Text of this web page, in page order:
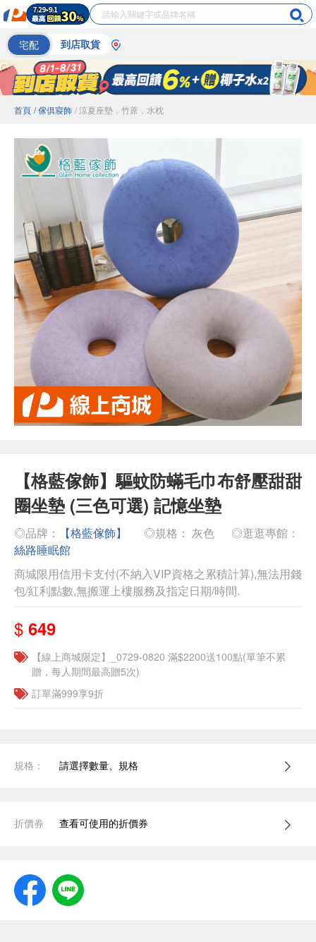
宅配 到店取貨
首頁 / 傢俱寢飾 / 涼夏座墊．竹蓆．水枕
【格藍傢飾】驅蚊防蟎毛巾布舒壓甜甜
圈坐墊 (三色可選) 記憶坐墊
◎品牌： 【格藍傢飾】 ◎規格： 灰色
◎逛逛專館：
絲路睡眠館
商城限用信用卡支付(不納入VIP資格之累積計算),無法用錢
包/紅利點數,無搬運上樓服務及指定日期/時間.
$ 649
【線上商城限定】_0729-0820 滿$2200送100點(單筆不累
贈，每人期間最高贈5次)
訂單滿999享9折
規格： 請選擇數量、規格
折價券 查看可使用的折價券